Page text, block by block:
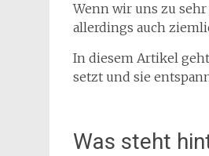
Wenn wir uns zu
allerdings auch
In diesem Artikel
setzt und sie
Was steht